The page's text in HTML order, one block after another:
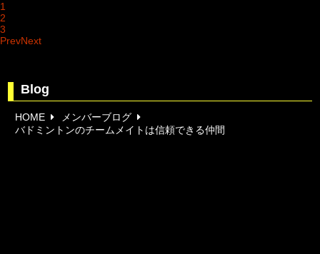
1
2
3
PrevNext
Blog
HOME
メンバーブログ
バドミントンのチームメイトは信頼できる仲間